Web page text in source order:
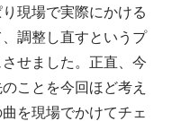
現場で実際にかける
調整し直すというプ
せました。正直、今
ことを今回ほど考え
を現場でかけてチェ